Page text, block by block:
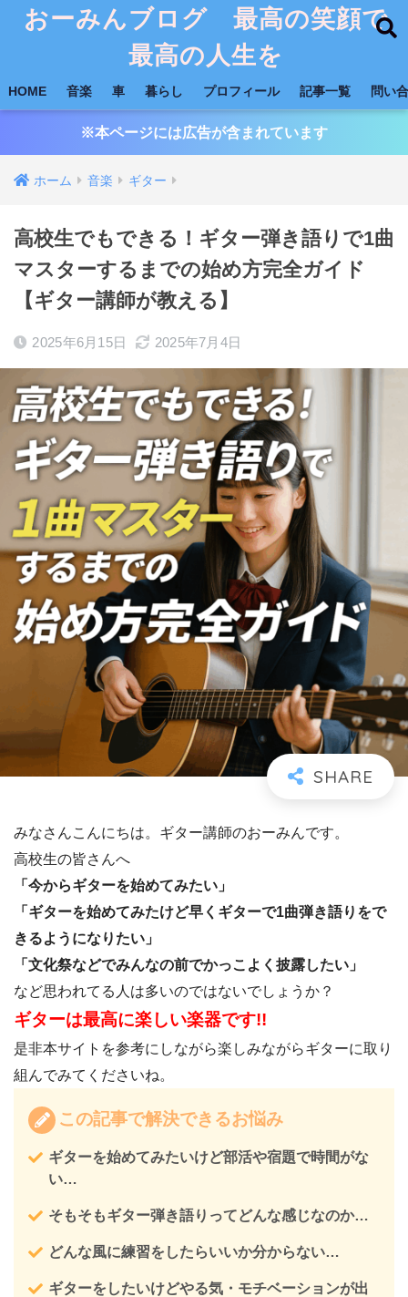
おーみんブログ 最高の笑顔で
最高の人生を
HOME 音楽 車 暮らし プロフィール 記事一覧 問い
※本ページには広告が含まれています
ホーム 音楽 ギター
高校生でもできる！ギター弾き語りで1曲
マスターするまでの始め方完全ガイド
【ギター講師が教える】
2025年6月15日 2025年7月4日
みなさんこんにちは。ギター講師のおーみんです。
高校生の皆さんへ
「今からギターを始めてみたい」
「ギターを始めてみたけど早くギターで1曲弾き語りをで
きるようになりたい」
「文化祭などでみんなの前でかっこよく披露したい」
など思われてる人は多いのではないでしょうか？
ギターは最高に楽しい楽器です!!
是非本サイトを参考にしながら楽しみながらギターに取り
組んでみてくださいね。
この記事で解決できるお悩み
ギターを始めてみたいけど部活や宿題で時間がな
い…
そもそもギター弾き語りってどんな感じなのか…
どんな風に練習をしたらいいか分からない…
ギターをしたいけどやる気・モチベーションが出